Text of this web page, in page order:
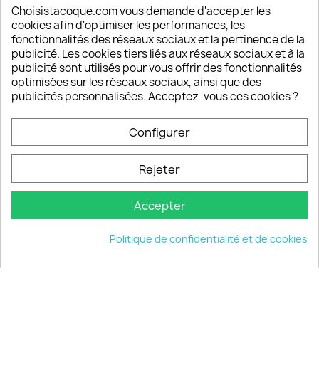
Depuis 2009, entre 92% et 94% de nos clients
sont satisfaits de nos produits
Un SAV à votre écoute
Notre SAV est disponible 6/7J de 10h à 18H
keyboard_arrow_down
© 2026 - choisistacoque.com
Choisistacoque.com vous demande d'accepter les
cookies afin d'optimiser les performances, les
fonctionnalités des réseaux sociaux et la pertinence de la
publicité. Les cookies tiers liés aux réseaux sociaux et à la
publicité sont utilisés pour vous offrir des fonctionnalités
optimisées sur les réseaux sociaux, ainsi que des
publicités personnalisées. Acceptez-vous ces cookies ?
Configurer
Rejeter
Accepter
Politique de confidentialité et de cookies